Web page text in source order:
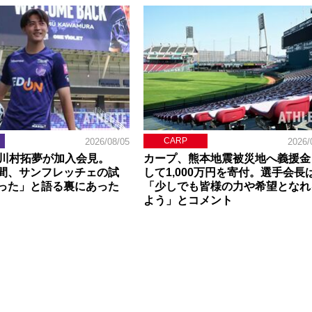
2026/08/05
村拓夢が加入会見。
、サンフレッチェの試
た」と語る裏にあった
CARP
カープ、熊本地震被災地へ義援
して1,000万円を寄付。選手会長
「少しでも皆様の力や希望とな
よう」とコメント